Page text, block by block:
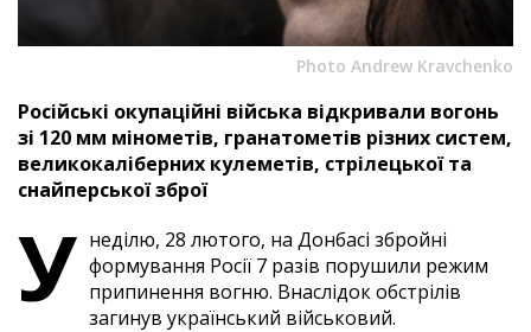
Photo Andrew Kravchenko
Російські окупаційні війська відкривали вогонь
зі 120 мм мінометів, гранатометів різних систем,
великокаліберних кулеметів, стрілецької та
снайперської зброї
У неділю, 28 лютого, на Донбасі збройні
формування Росії 7 разів порушили режим
припинення вогню. Внаслідок обстрілів
загинув український військовий.